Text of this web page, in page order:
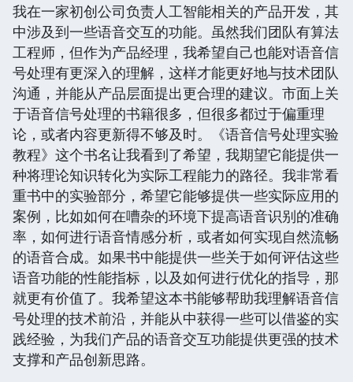
我在一家初创公司负责人工智能相关的产品开发，其
中涉及到一些语音交互的功能。虽然我们团队有算法
工程师，但作为产品经理，我希望自己也能对语音信
号处理有更深入的理解，这样才能更好地与技术团队
沟通，并能从产品层面提出更合理的建议。市面上关
于语音信号处理的书籍很多，但很多都过于偏重理
论，或者内容更新得不够及时。《语音信号处理实验
教程》这个书名让我看到了希望，我期望它能提供一
种将理论知识转化为实际工程能力的路径。我非常看
重书中的实验部分，希望它能够提供一些实际应用的
案例，比如如何在嘈杂的环境下提高语音识别的准确
率，如何进行语音情感分析，或者如何实现自然流畅
的语音合成。如果书中能提供一些关于如何评估这些
语音功能的性能指标，以及如何进行优化的指导，那
就更有价值了。我希望这本书能够帮助我理解语音信
号处理的技术前沿，并能从中获得一些可以借鉴的实
践经验，为我们产品的语音交互功能提供更强的技术
支撑和产品创新思路。